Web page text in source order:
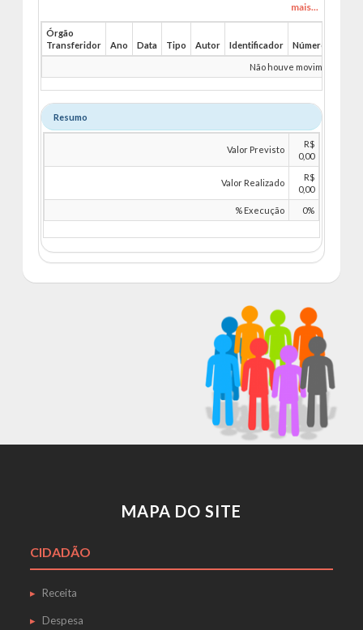
mais...
Órgão
Transferidor
Ano Data Tipo Autor Identificador Número
Não houve
Resumo
Valor Previsto
R$
0,00
Valor Realizado
R$
0,00
% Execução
0%
MAPA DO SITE
CIDADÃO
Receita
Despesa